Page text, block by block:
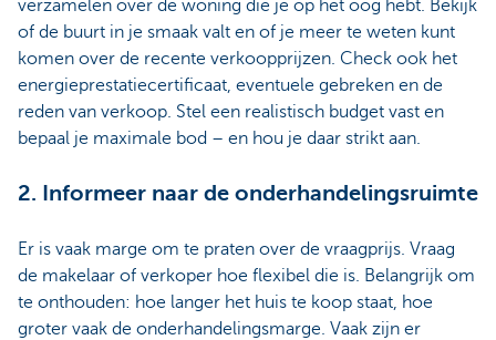
verzamelen over de woning die je op het oog hebt. Bekijk
of de buurt in je smaak valt en of je meer te weten kunt
komen over de recente verkoopprijzen. Check ook het
energieprestatiecertificaat, eventuele gebreken en de
reden van verkoop. Stel een realistisch budget vast en
bepaal je maximale bod – en hou je daar strikt aan.
2. Informeer naar de onderhandelingsruimte
Er is vaak marge om te praten over de vraagprijs. Vraag
de makelaar of verkoper hoe flexibel die is. Belangrijk om
te onthouden: hoe langer het huis te koop staat, hoe
groter vaak de onderhandelingsmarge. Vaak zijn er